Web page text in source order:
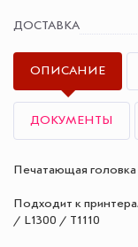
ДОСТАВКА
ОПИСАНИЕ
ДОКУМЕНТЫ
Печатающая
Подходит к
/ L1300 / T1110